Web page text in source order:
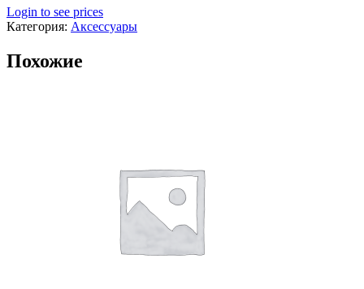
Login to see prices
Категория: Аксессуары
Похожие